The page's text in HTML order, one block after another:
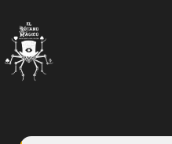
contenido